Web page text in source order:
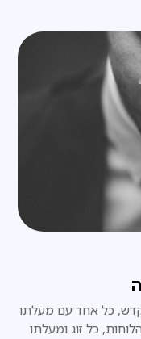
כל אחד עם מעלתו
כל זוג ומעלתו